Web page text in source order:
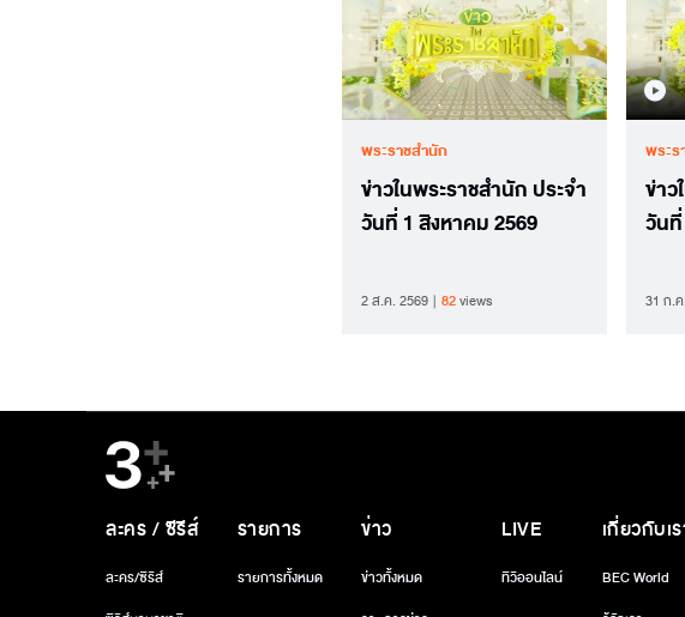
พระราชสำนัก
ข่าวในพระราชสำนัก ประจำ
วันที่ 1 สิงหาคม 2569
2 ส.ค. 2569 82views
พระร
ข่าว
วัน
31 ก.
ละคร / ซีรีส์
ละคร/ซีรีส์
รายการ
รายการทั้งหมด
ข่าว
ข่าวทั้งหมด
LIVE
ทีวีออนไลน์
เกี่ยวกับเ
BEC World